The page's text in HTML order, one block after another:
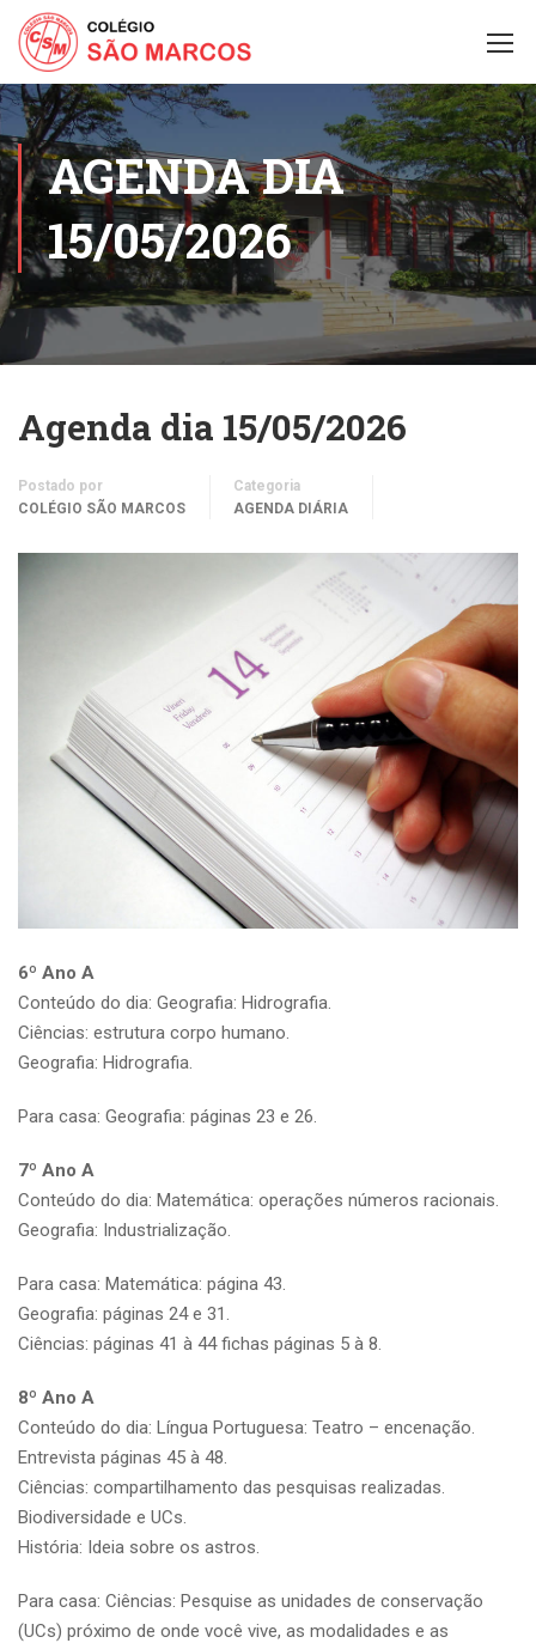
AGENDA DIA
15/05/2026
Agenda dia 15/05/2026
Postado por
COLÉGIO SÃO MARCOS
Categoria
AGENDA DIÁRIA
6º Ano A
Conteúdo do dia: Geografia: Hidrografia.
Ciências: estrutura corpo humano.
Geografia: Hidrografia.
Para casa: Geografia: páginas 23 e 26.
7º Ano A
Conteúdo do dia: Matemática: operações números racionais.
Geografia: Industrialização.
Para casa: Matemática: página 43.
Geografia: páginas 24 e 31.
Ciências: páginas 41 à 44 fichas páginas 5 à 8.
8º Ano A
Conteúdo do dia: Língua Portuguesa: Teatro – encenação.
Entrevista páginas 45 à 48.
Ciências: compartilhamento das pesquisas realizadas.
Biodiversidade e UCs.
História: Ideia sobre os astros.
Para casa: Ciências: Pesquise as unidades de conservação
(UCs) próximo de onde você vive, as modalidades e as